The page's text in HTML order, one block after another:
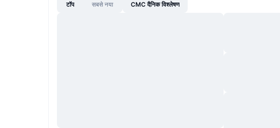
टॉप सबसे नया CMC दैनिक विश्लेषण